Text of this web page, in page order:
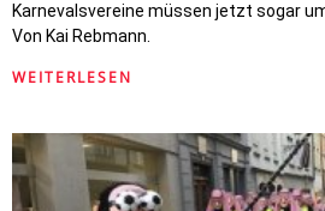
Karnevalsvereine müssen jetzt sogar
Von Kai Rebmann.
WEITERLESEN